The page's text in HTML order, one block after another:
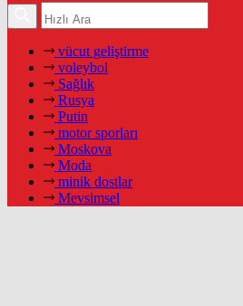
vücut geliştirme
voleybol
Sağlık
Rusya
Putin
motor sporları
Moskova
Moda
minik dostlar
Mevsimsel